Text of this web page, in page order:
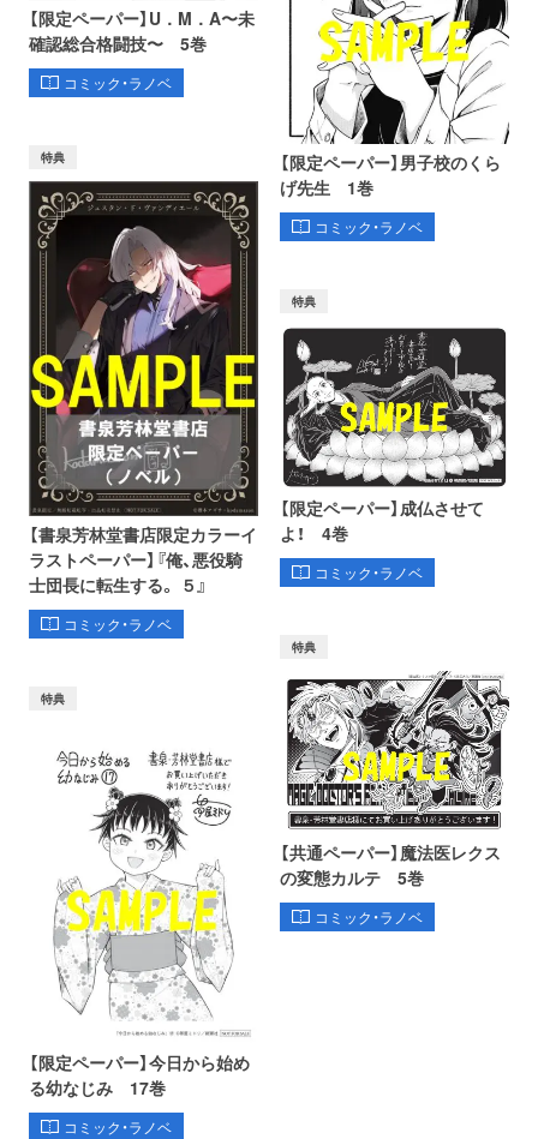
【限定ペーパー】U．M．A〜未
確認総合格闘技〜 5巻
コミック・ラノベ
【限定ペーパー】男子校のくら
げ先生 1巻
コミック・ラノベ
特典
【書泉芳林堂書店限定カラーイ
ラストペーパー】『俺、悪役騎
士団長に転生する。 ５』
コミック・ラノベ
特典
【限定ペーパー】成仏させて
よ！ 4巻
コミック・ラノベ
特典
【限定ペーパー】今日から始め
る幼なじみ 17巻
コミック・ラノベ
特典
【共通ペーパー】魔法医レクス
の変態カルテ 5巻
コミック・ラノベ